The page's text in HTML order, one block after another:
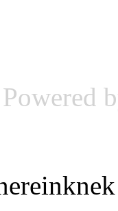
Powered